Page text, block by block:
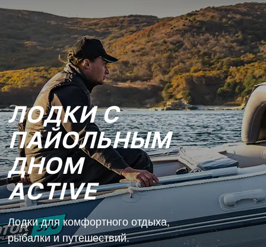
ЛОДКИ С
ПАЙОЛЬНЫМ
ДНОМ
ACTIVE
Лодки для комфортного отдыха,
рыбалки и путешествий.